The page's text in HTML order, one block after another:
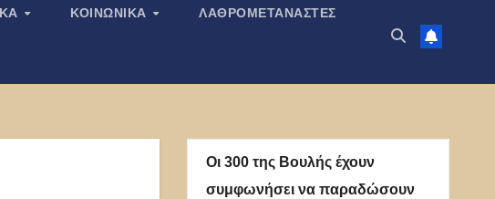
ΚΟΙΝΩΝΙΚΑ ΛΑΘΡΟΜΕΤΑΝΑΣΤΕΣ
Οι 300 της Βουλής έχουν
συμφωνήσει να παραδώσουν